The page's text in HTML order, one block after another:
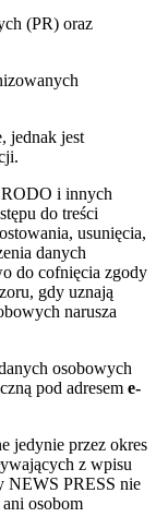
(PR) oraz
jednak jest
RODO i innych
do treści
usunięcia,
danych
do cofnięcia zgody
gdy uznają
narusza
osobowych
pod adresem e-
jedynie przez okres
z wpisu
NEWS PRESS nie
osobom